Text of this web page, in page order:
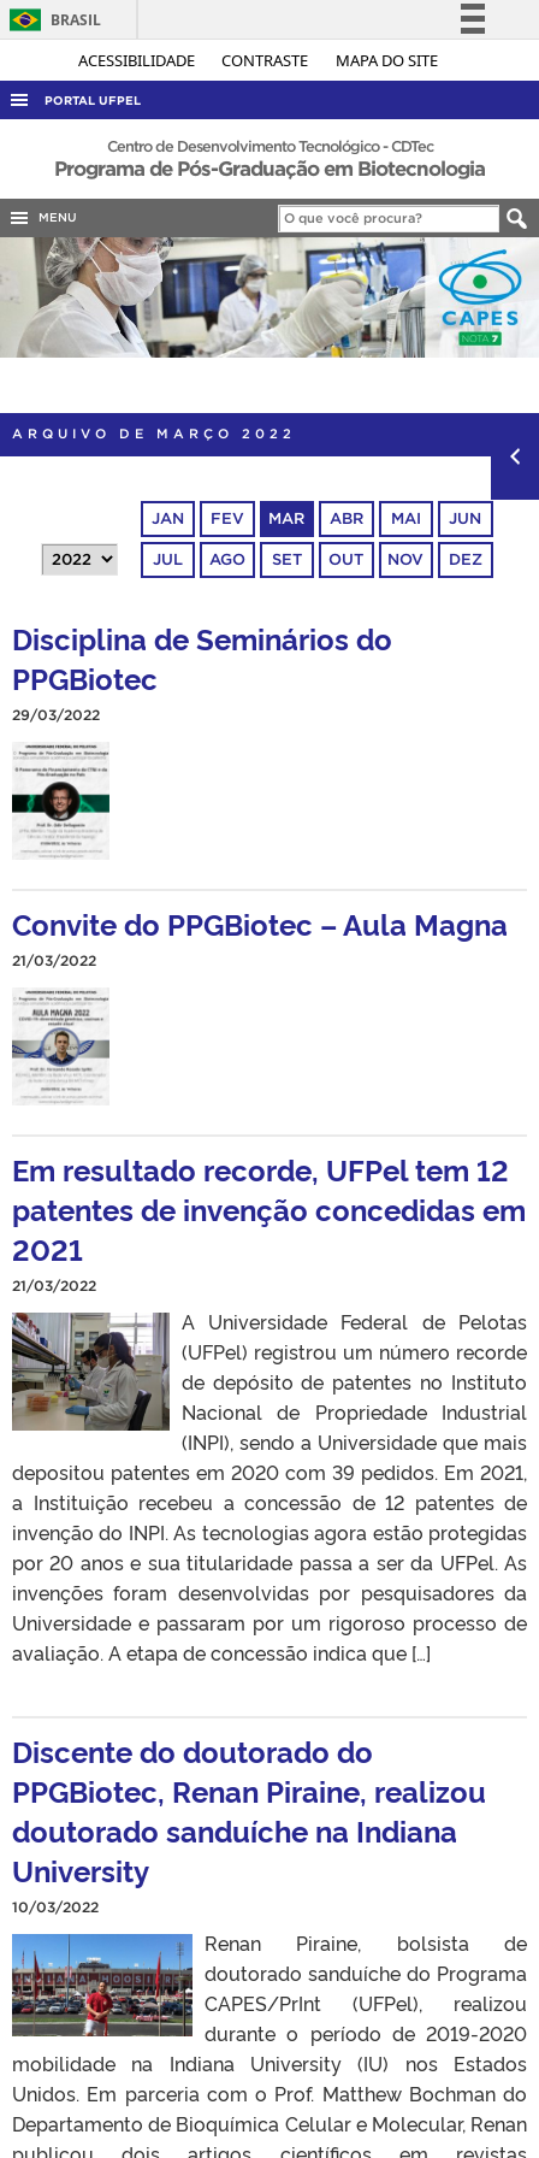
ACESSIBILIDADE CONTRASTE MAPA DO SITE
BRASIL
Simplifique!
Acesso à informação
Legislação
Canais
PORTAL UFPEL
ACESSO À INFORMAÇÃO
AUDITORIA
COBALTO
CONCURSOS
EDITAIS
INTERNACIONAL
PORTARIAS
Centro de Desenvolvimento Tecnológico - CDTec
Programa de Pós-Graduação em Biotecnologia
MENU
ARQUIVO DE MARÇO 2022
JAN FEV MAR ABR MAI JUN
JUL AGO SET OUT NOV DEZ
Disciplina de Seminários do
PPGBiotec
29/03/2022
Convite do PPGBiotec – Aula Magna
21/03/2022
Em resultado recorde, UFPel tem 12
patentes de invenção concedidas em
2021
21/03/2022
A Universidade Federal de Pelotas
(UFPel) registrou um número recorde
de depósito de patentes no Instituto
Nacional de Propriedade Industrial
(INPI), sendo a Universidade que mais
depositou patentes em 2020 com 39 pedidos. Em 2021,
a Instituição recebeu a concessão de 12 patentes de
invenção do INPI. As tecnologias agora estão protegidas
por 20 anos e sua titularidade passa a ser da UFPel. As
invenções foram desenvolvidas por pesquisadores da
Universidade e passaram por um rigoroso processo de
avaliação. A etapa de concessão indica que […]
Discente do doutorado do
PPGBiotec, Renan Piraine, realizou
doutorado sanduíche na Indiana
University
10/03/2022
Renan Piraine, bolsista de
doutorado sanduíche do Programa
CAPES/PrInt (UFPel), realizou
durante o período de 2019-2020
mobilidade na Indiana University (IU) nos Estados
Unidos. Em parceria com o Prof. Matthew Bochman do
Departamento de Bioquímica Celular e Molecular, Renan